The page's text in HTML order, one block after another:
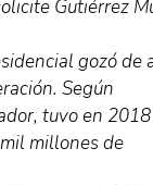
Gutiérrez
gozó de
Según
tuvo en
millones de